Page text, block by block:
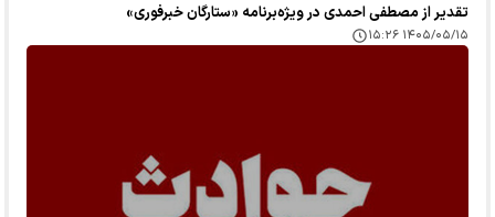
تقدیر از مصطفی احمدی در ویژه‌برنامه «ستارگان خبرفوری»
۱۴۰۵/۰۵/۱۵ ۱۵:۲۶